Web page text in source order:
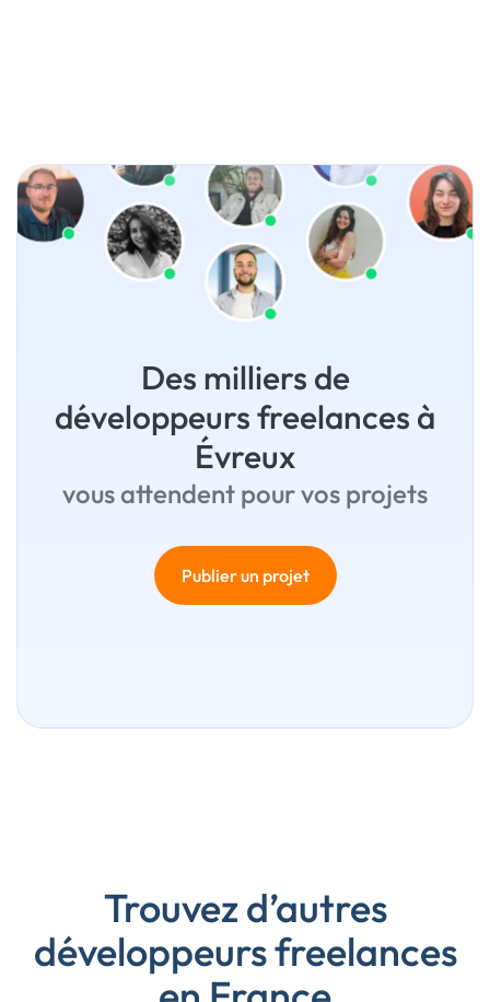
Des milliers de
développeurs freelances à
Évreux
vous attendent pour vos projets
Publier un projet
Trouvez d’autres
développeurs freelances